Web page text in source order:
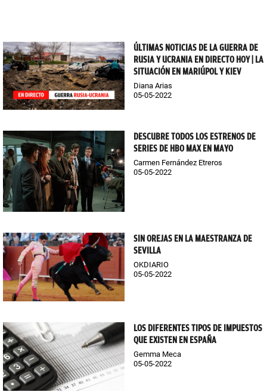
ÚLTIMAS NOTICIAS DE LA GUERRA DE
RUSIA Y UCRANIA EN DIRECTO HOY | LA
SITUACIÓN EN MARIÚPOL Y KIEV
Diana Arias
05-05-2022
DESCUBRE TODOS LOS ESTRENOS DE
SERIES DE HBO MAX EN MAYO
Carmen Fernández Etreros
05-05-2022
SIN OREJAS EN LA MAESTRANZA DE
SEVILLA
OKDIARIO
05-05-2022
LOS DIFERENTES TIPOS DE IMPUESTOS
QUE EXISTEN EN ESPAÑA
Gemma Meca
05-05-2022